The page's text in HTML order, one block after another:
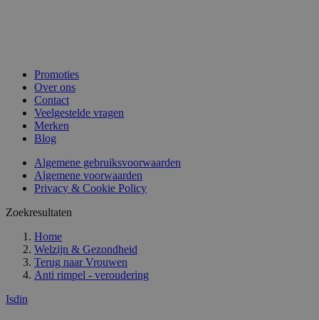
Promoties
Over ons
Contact
Veelgestelde vragen
Merken
Blog
Algemene gebruiksvoorwaarden
Algemene voorwaarden
Privacy & Cookie Policy
Zoekresultaten
Home
Welzijn & Gezondheid
Terug naar Vrouwen
Anti rimpel - veroudering
Isdin